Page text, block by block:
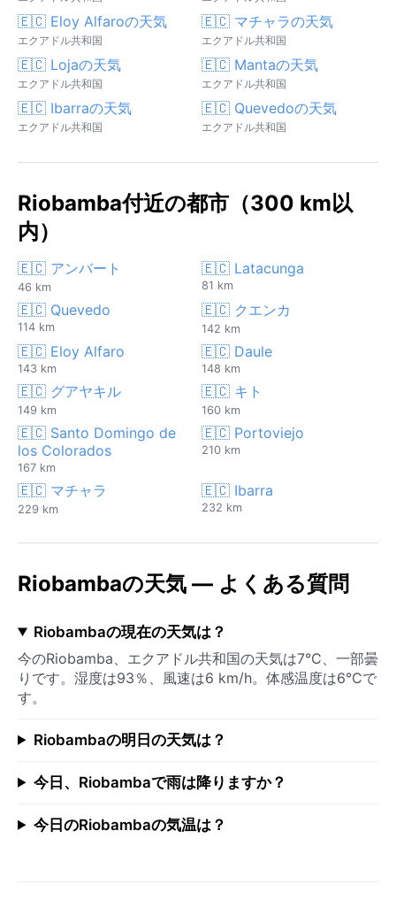
🇪🇨 Eloy Alfaroの天気
エクアドル共和国
🇪🇨 マチャラの天気
エクアドル共和国
🇪🇨 Lojaの天気
エクアドル共和国
🇪🇨 Mantaの天気
エクアドル共和国
🇪🇨 Ibarraの天気
エクアドル共和国
🇪🇨 Quevedoの天気
エクアドル共和国
Riobamba付近の都市（300 km以
内）
🇪🇨 アンバート
46 km
🇪🇨 Latacunga
81 km
🇪🇨 Quevedo
114 km
🇪🇨 クエンカ
142 km
🇪🇨 Eloy Alfaro
143 km
🇪🇨 Daule
148 km
🇪🇨 グアヤキル
149 km
🇪🇨 キト
160 km
🇪🇨 Santo Domingo de
los Colorados
167 km
🇪🇨 Portoviejo
210 km
🇪🇨 マチャラ
229 km
🇪🇨 Ibarra
232 km
Riobambaの天気 — よくある質問
Riobambaの現在の天気は？
今のRiobamba、エクアドル共和国の天気は7°C、一部曇
りです。湿度は93％、風速は6 km/h。体感温度は6°Cで
す。
Riobambaの明日の天気は？
今日、Riobambaで雨は降りますか？
今日のRiobambaの気温は？